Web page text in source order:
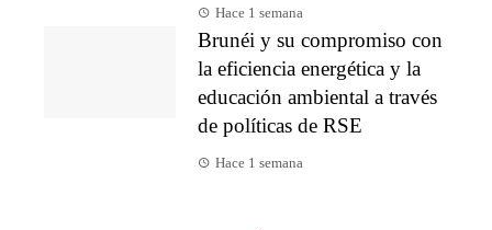
Hace 1 semana
Brunéi y su compromiso con
la eficiencia energética y la
educación ambiental a través
de políticas de RSE
Hace 1 semana